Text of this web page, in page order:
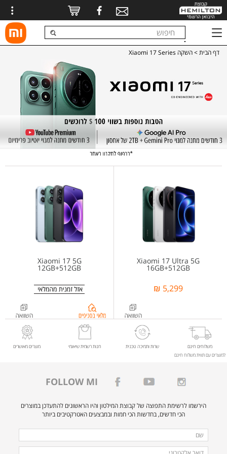
דף הבית> השקה Xiaomi 17 Series
Xiaomi 17 Ultra 5G
16GB+512GB
5,299 ₪
Xiaomi 17 5G
12GB+512GB
מלאי
בסניפים
ל-
משלוחים חינם
למוצרים עם תווית משלוח חינם
שרות ותמיכה טכנית חנות רשמית שיאומי מוצרים מאושרים
FOLLOW MI
הירשמו לרשימת התפוצה של קבוצת המילטון והיו הראשונים להתעדכן במוצרים
הכי חדשים, בחדשות הכי חמות ובמבצעים האטרקטיבים ביותר
מלאו
את
שם
דואר